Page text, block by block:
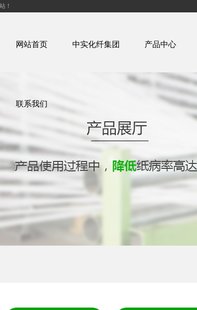
！
网站首页 中实化纤集团 产品中心
联系我们